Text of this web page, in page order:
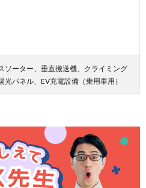
ソーター、垂直搬送機、クライミング
パネル、EV充電設備（乗用車用）